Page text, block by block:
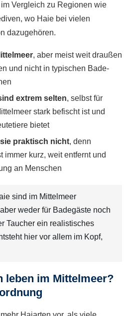
Vergleich zu Regionen wie
wo Haie bei vielen
dazugehören.
, aber meist weit draußen
und nicht in typischen Bade-
extrem selten, selbst für
stark befischt ist und
bietet
praktisch nicht, denn
immer kurz, weit entfernt und
an Menschen
sind im Mittelmeer
weder für Badegäste noch
Taucher ein realistisches
hier vor allem im Kopf,
leben im Mittelmeer?